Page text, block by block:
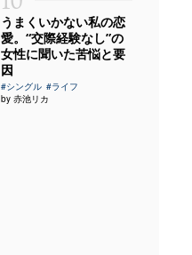
うまくいかない私の恋
愛。“交際経験なし”の
女性に聞いた苦悩と要
因
#シングル #ライフ
by 赤池リカ